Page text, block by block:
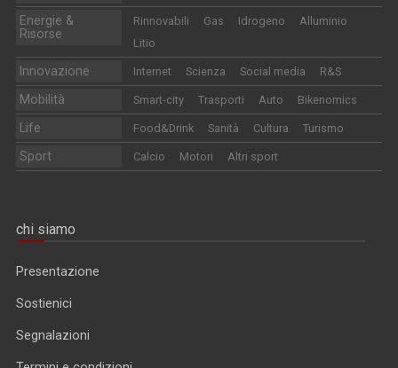
Energie &
Risorse
Rinnovabili Gas Idrogeno
Alluminio
Litio
Innovazione Internet Scienza Social media R&S
Mobilità Smart-city Trasporti Auto Bikenomics
Life Food&Drink Sanità Cultura Turismo
Sport Calcio Motori Altri sport
chi siamo
Presentazione
Sostienici
Segnalazioni